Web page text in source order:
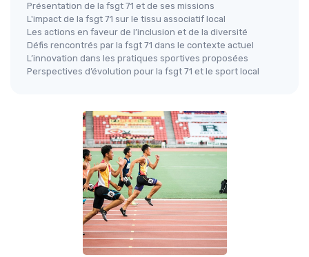
Présentation de la fsgt 71 et de ses missions
L'impact de la fsgt 71 sur le tissu associatif local
Les actions en faveur de l’inclusion et de la diversité
Défis rencontrés par la fsgt 71 dans le contexte actuel
L’innovation dans les pratiques sportives proposées
Perspectives d’évolution pour la fsgt 71 et le sport local